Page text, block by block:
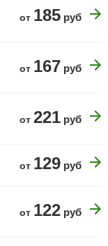
от 185 руб
от 167 руб
от 221 руб
от 129 руб
от 122 руб